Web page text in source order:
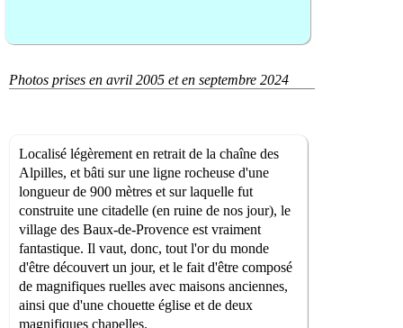
Photos prises en avril 2005 et en septembre 2024
Localisé légèrement en retrait de la chaîne des
Alpilles, et bâti sur une ligne rocheuse d'une
longueur de 900 mètres et sur laquelle fut
construite une citadelle (en ruine de nos jour), le
village des Baux-de-Provence est vraiment
fantastique. Il vaut, donc, tout l'or du monde
d'être découvert un jour, et le fait d'être composé
de magnifiques ruelles avec maisons anciennes,
ainsi que d'une chouette église et de deux
magnifiques chapelles.